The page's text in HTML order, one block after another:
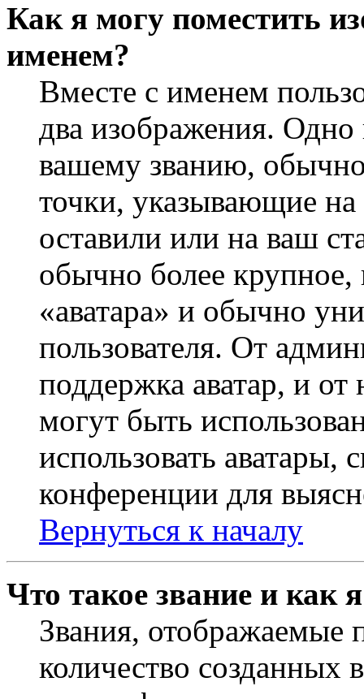
Как я могу поместить
именем?
Вместе с именем
два изображения.
вашему званию, обычно
точки, указывающие
оставили или на ваш
обычно более крупное,
«аватара» и обычно
пользователя. От
поддержка аватар, и от
могут быть
использовать аватары,
конференции для
Вернуться к началу
Что такое звание и как
Звания,
количество